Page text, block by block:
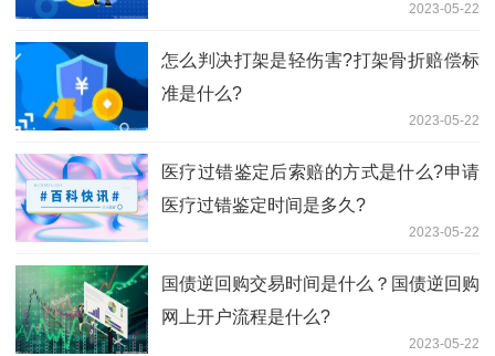
2023-05-22
怎么判决打架是轻伤害?打架骨折赔偿标
准是什么?
2023-05-22
医疗过错鉴定后索赔的方式是什么?申请
医疗过错鉴定时间是多久?
2023-05-22
国债逆回购交易时间是什么？国债逆回购
网上开户流程是什么?
2023-05-22